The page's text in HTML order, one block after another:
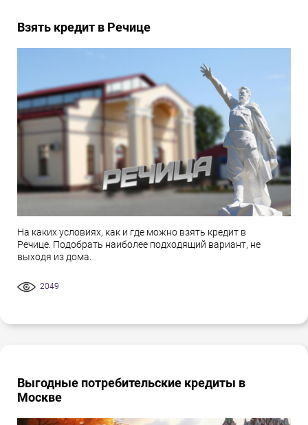
Взять кредит в Речице
На каких условиях, как и где можно взять кредит в
Речице. Подобрать наиболее подходящий вариант, не
выходя из дома.
2049
Выгодные потребительские кредиты в
Москве